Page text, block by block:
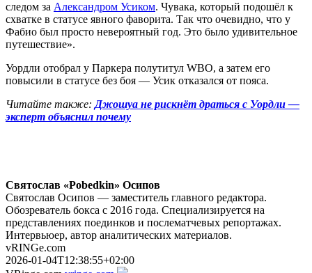
следом за Александром Усиком. Чувака, который подошёл к
схватке в статусе явного фаворита. Так что очевидно, что у
Фабио был просто невероятный год. Это было удивительное
путешествие».
Уордли отобрал у Паркера полутитул WBO, а затем его
повысили в статусе без боя — Усик отказался от пояса.
Читайте также: Джошуа не рискнёт драться с Уордли —
эксперт объяснил почему
Святослав «Pobedkin» Осипов
Святослав Осипов — заместитель главного редактора.
Обозреватель бокса с 2016 года. Специализируется на
представлениях поединков и послематчевых репортажах.
Интервьюер, автор аналитических материалов.
vRINGe.com
2026-01-04T12:38:55+02:00